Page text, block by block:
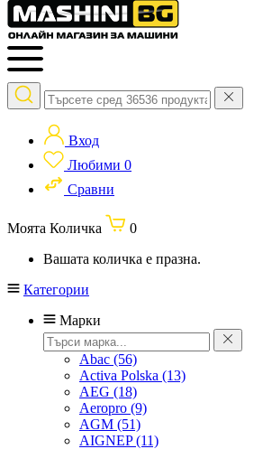
Вход
Любими 0
Сравни
Моята Количка
0
Вашата количка е празна.
Категории
Марки
Abac (56)
Activa Polska (13)
AEG (18)
Aeropro (9)
AGM (51)
AIGNEP(11)